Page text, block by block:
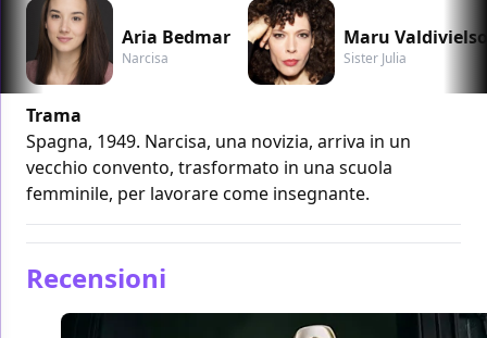
Aria Bedmar
Narcisa
Maru Valdivielso
Sister Julia
Trama
Spagna, 1949. Narcisa, una novizia, arriva in un
vecchio convento, trasformato in una scuola
femminile, per lavorare come insegnante.
Recensioni